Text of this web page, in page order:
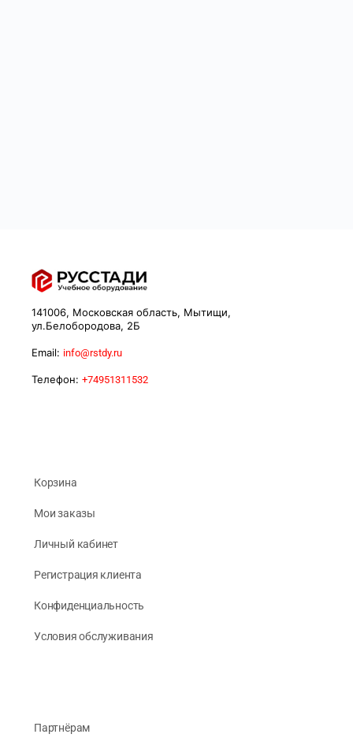
141006, Московская область, Мытищи,
ул.Белобородова, 2Б
Email: info@rstdy.ru
Телефон: +74951311532
Корзина
Мои заказы
Личный кабинет
Регистрация клиента
Конфиденциальность
Условия обслуживания
Партнёрам